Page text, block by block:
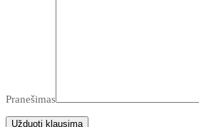
Pranešimas